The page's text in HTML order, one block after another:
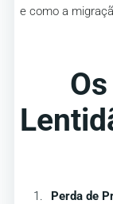
e como a
Perda de